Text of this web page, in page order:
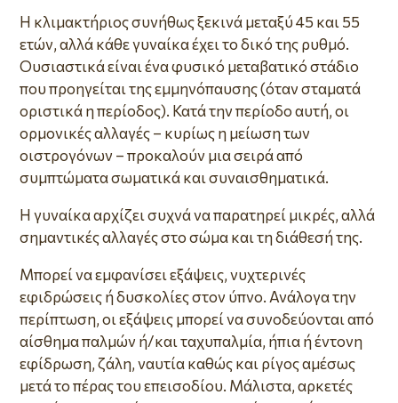
Η κλιμακτήριος συνήθως ξεκινά μεταξύ 45 και 55
ετών, αλλά κάθε γυναίκα έχει το δικό της ρυθμό.
Ουσιαστικά είναι ένα φυσικό μεταβατικό στάδιο
που προηγείται της εμμηνόπαυσης (όταν σταματά
οριστικά η περίοδος). Κατά την περίοδο αυτή, οι
ορμονικές αλλαγές – κυρίως η μείωση των
οιστρογόνων – προκαλούν μια σειρά από
συμπτώματα σωματικά και συναισθηματικά.
Η γυναίκα αρχίζει συχνά να παρατηρεί μικρές, αλλά
σημαντικές αλλαγές στο σώμα και τη διάθεσή της.
Μπορεί να εμφανίσει εξάψεις, νυχτερινές
εφιδρώσεις ή δυσκολίες στον ύπνο. Ανάλογα την
περίπτωση, οι εξάψεις μπορεί να συνοδεύονται από
αίσθημα παλμών ή/και ταχυπαλμία, ήπια ή έντονη
εφίδρωση, ζάλη, ναυτία καθώς και ρίγος αμέσως
μετά το πέρας του επεισοδίου. Μάλιστα, αρκετές